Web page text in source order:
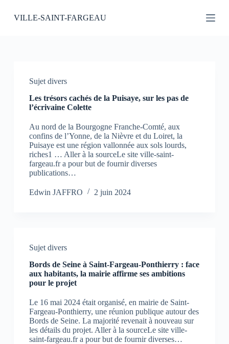
VILLE-SAINT-FARGEAU
Sujet divers
Les trésors cachés de la Puisaye, sur les pas de
l’écrivaine Colette
Au nord de la Bourgogne Franche-Comté, aux
confins de l’Yonne, de la Nièvre et du Loiret, la
Puisaye est une région vallonnée aux sols lourds,
riches1 … Aller à la sourceLe site ville-saint-
fargeau.fr a pour but de fournir diverses
publications…
Edwin JAFFRO 2 juin 2024
Sujet divers
Bords de Seine à Saint-Fargeau-Ponthierry : face
aux habitants, la mairie affirme ses ambitions
pour le projet
Le 16 mai 2024 était organisé, en mairie de Saint-
Fargeau-Ponthierry, une réunion publique autour des
Bords de Seine. La majorité revenait à nouveau sur
les détails du projet. Aller à la sourceLe site ville-
saint-fargeau.fr a pour but de fournir diverses…